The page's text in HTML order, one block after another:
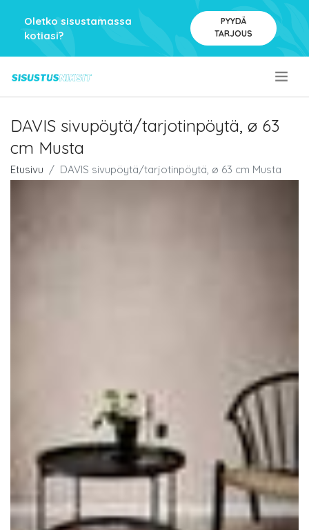
Oletko sisustamassa
kotiasi?
PYYDÄ
TARJOUS
DAVIS sivupöytä/tarjotinpöytä, ø 63
cm Musta
Etusivu DAVIS sivupöytä/tarjotinpöytä, ø 63 cm Musta